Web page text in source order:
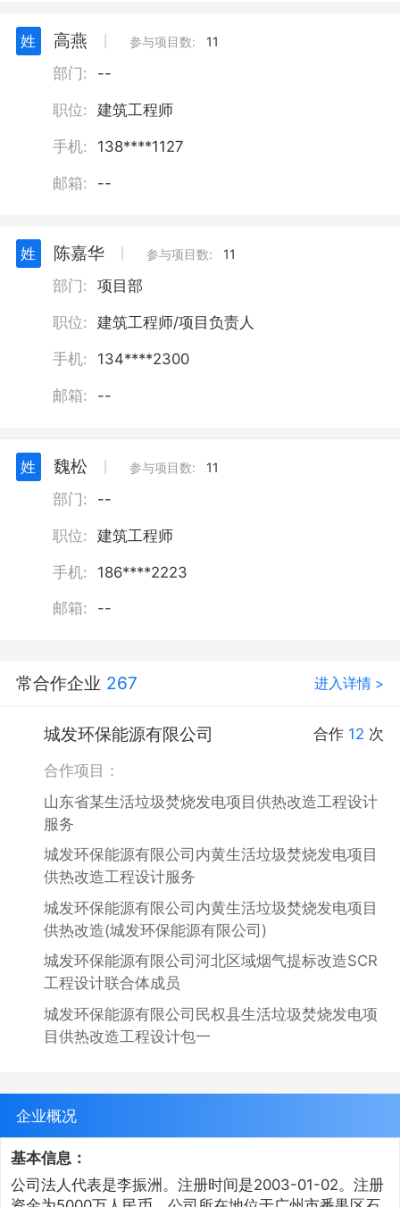
姓 高燕 参与项目数: 11
部门: --
职位: 建筑工程师
手机: 138****1127
邮箱: --
姓 陈嘉华 参与项目数: 11
部门: 项目部
职位: 建筑工程师/项目负责人
手机: 134****2300
邮箱: --
姓 魏松 参与项目数: 11
部门: --
职位: 建筑工程师
手机: 186****2223
邮箱: --
常合作企业 267 进入详情 >
城发环保能源有限公司 合作 12 次
合作项目：
山东省某生活垃圾焚烧发电项目供热改造工程设计
服务
城发环保能源有限公司内黄生活垃圾焚烧发电项目
供热改造工程设计服务
城发环保能源有限公司内黄生活垃圾焚烧发电项目
供热改造(城发环保能源有限公司)
城发环保能源有限公司河北区域烟气提标改造SCR
工程设计联合体成员
城发环保能源有限公司民权县生活垃圾焚烧发电项
目供热改造工程设计包一
企业概况
基本信息：
公司法人代表是李振洲。注册时间是2003-01-02。注册